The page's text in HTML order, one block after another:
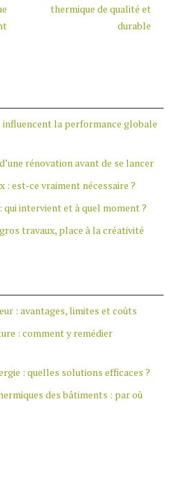
thermique de qualité et
durable
la performance globale
rénovation avant de se lancer
est-ce vraiment nécessaire ?
intervient et à quel moment ?
travaux, place à la créativité
: avantages, limites et coûts
: comment y remédier
: quelles solutions efficaces ?
des bâtiments : par où